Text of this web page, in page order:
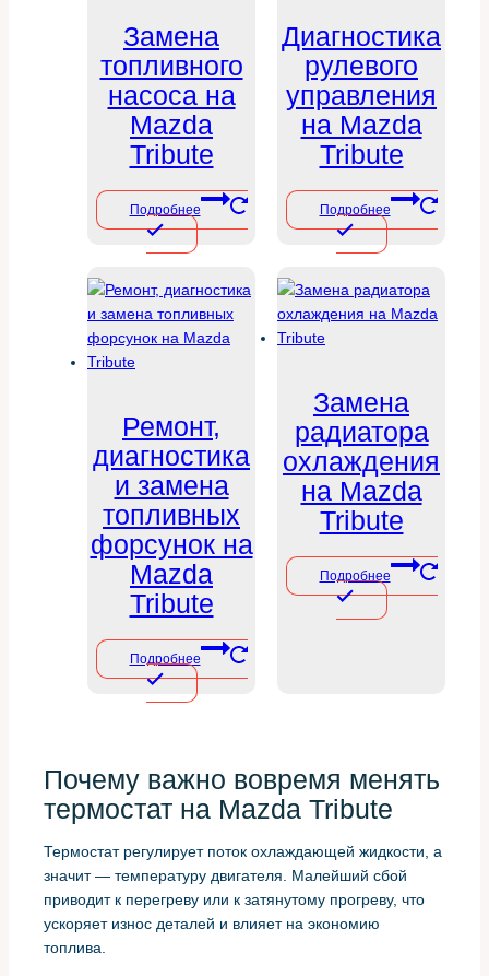
Замена
топливного
насоса на
Mazda
Tribute
Подробнее
Диагностика
рулевого
управления
на Mazda
Tribute
Подробнее
Ремонт,
диагностика
и замена
топливных
форсунок на
Mazda
Tribute
Подробнее
Замена
радиатора
охлаждения
на Mazda
Tribute
Подробнее
Почему важно вовремя менять
термостат на Mazda Tribute
Термостат регулирует поток охлаждающей жидкости, а
значит — температуру двигателя. Малейший сбой
приводит к перегреву или к затянутому прогреву, что
ускоряет износ деталей и влияет на экономию
топлива.